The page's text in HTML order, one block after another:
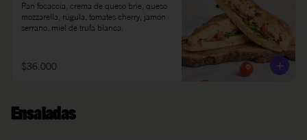
Pan focaccia, crema de queso brie, queso
mozzarella, rúgula, tomates cherry, jamón
serrano, miel de trufa blanca.
$36.000
Ensaladas